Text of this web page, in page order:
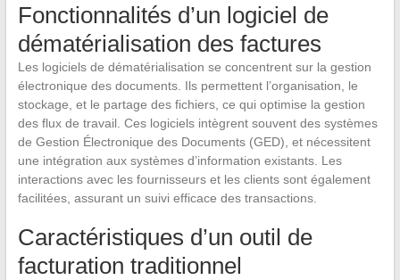
Fonctionnalités d’un logiciel de
dématérialisation des factures
Les logiciels de dématérialisation se concentrent sur la gestion
électronique des documents. Ils permettent l’organisation, le
stockage, et le partage des fichiers, ce qui optimise la gestion
des flux de travail. Ces logiciels intègrent souvent des systèmes
de Gestion Électronique des Documents (GED), et nécessitent
une intégration aux systèmes d’information existants. Les
interactions avec les fournisseurs et les clients sont également
facilitées, assurant un suivi efficace des transactions.
Caractéristiques d’un outil de
facturation traditionnel